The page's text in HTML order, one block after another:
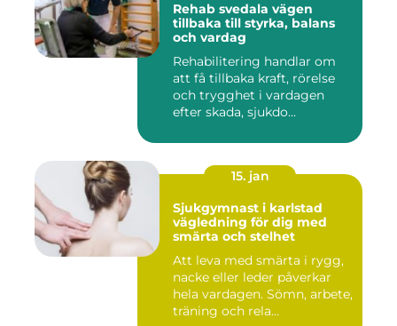
Rehab svedala vägen
tillbaka till styrka, balans
och vardag
Rehabilitering handlar om
att få tillbaka kraft, rörelse
och trygghet i vardagen
efter skada, sjukdo...
15. jan
Sjukgymnast i karlstad
vägledning för dig med
smärta och stelhet
Att leva med smärta i rygg,
nacke eller leder påverkar
hela vardagen. Sömn, arbete,
träning och rela...